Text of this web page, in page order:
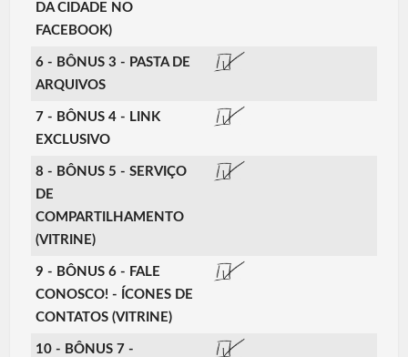
DA CIDADE NO
FACEBOOK)
6 - BÔNUS 3 - PASTA DE
ARQUIVOS
7 - BÔNUS 4 - LINK
EXCLUSIVO
8 - BÔNUS 5 - SERVIÇO
DE
COMPARTILHAMENTO
(VITRINE)
9 - BÔNUS 6 - FALE
CONOSCO! - ÍCONES DE
CONTATOS (VITRINE)
10 - BÔNUS 7 -